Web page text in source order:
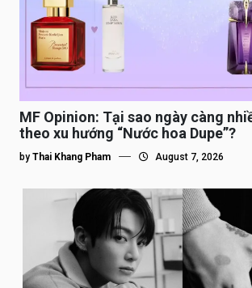
MF Opinion: Tại sao ngày càng
theo xu hướng “Nước hoa Dupe”?
by Thai Khang Pham August 7, 2026